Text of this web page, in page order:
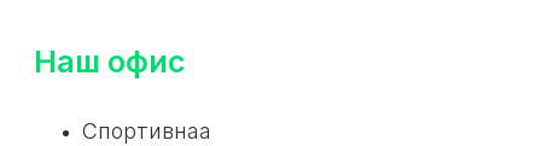
Наш офис
Спортивнаа